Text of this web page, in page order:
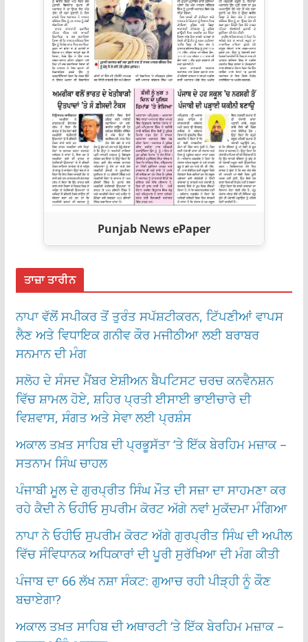
Punjab News ePaper
ਤਾਜ਼ਾ ਤਾਰੀਨ
ਨਾਪਾ ਵੱਲੋਂ ਸਪੀਕਰ ਤੋਂ ਤੁਰੰਤ ਸਪੱਸ਼ਟੀਕਰਨ, ਟਿੱਪਣੀਆਂ ਵਾਪਸ
ਲੈਣ ਅਤੇ ਵਿਧਾਇਕ ਗਨੀਵ ਕੌਰ ਮਜੀਠੀਆ ਲਈ ਬਰਾਬਰ
ਸਨਮਾਨ ਦੀ ਮੰਗ
ਸਲੋਹ ਦੇ ਸੰਸਦ ਮੈਂਬਰ ਏਸ਼ੀਅਨ ਬੈਪਟਿਸਟ ਚਰਚ ਕਨਵੈਨਸ਼ਨ
ਵਿੱਚ ਸ਼ਾਮਲ ਹੋਏ, ਸ਼ਹਿਰ ਪ੍ਰਤੀ ਈਸਾਈ ਭਾਈਚਾਰੇ ਦੀ
ਵਿਸ਼ਵਾਸ, ਸੰਗਤ ਅਤੇ ਸੇਵਾ ਲਈ ਪ੍ਰਸ਼ੰਸ
ਅਕਾਲ ਤਖ਼ਤ ਸਾਹਿਬ ਦੀ ਪ੍ਰਭੂਸੱਤਾ ‘ਤੇ ਇੱਕ ਬੇਰਹਿਮ ਮਜ਼ਾਕ –
ਸਤਨਾਮ ਸਿੰਘ ਚਾਹਲ
ਪੰਜਾਬੀ ਮੂਲ ਦੇ ਗੁਰਪ੍ਰੀਤ ਸਿੰਘ ਮੌਤ ਦੀ ਸਜ਼ਾ ਦਾ ਸਾਹਮਣਾ ਕਰ
ਰਹੇ ਕੈਦੀ ਨੇ ਓਹੀਓ ਸੁਪਰੀਮ ਕੋਰਟ ਅੱਗੇ ਨਵਾਂ ਮੁਕੱਦਮਾ ਮੰਗਿਆ
ਨਾਪਾ ਨੇ ਓਹੀਓ ਸੁਪਰੀਮ ਕੋਰਟ ਅੱਗੇ ਗੁਰਪ੍ਰੀਤ ਸਿੰਘ ਦੀ ਅਪੀਲ
ਵਿੱਚ ਸੰਵਿਧਾਨਕ ਅਧਿਕਾਰਾਂ ਦੀ ਪੂਰੀ ਸੁਰੱਖਿਆ ਦੀ ਮੰਗ ਕੀਤੀ
ਪੰਜਾਬ ਦਾ 66 ਲੱਖ ਨਸ਼ਾ ਸੰਕਟ: ਗੁਆਚ ਰਹੀ ਪੀੜ੍ਹੀ ਨੂੰ ਕੌਣ
ਬਚਾਏਗਾ?
ਅਕਾਲ ਤਖ਼ਤ ਸਾਹਿਬ ਦੀ ਅਥਾਰਟੀ ‘ਤੇ ਇੱਕ ਬੇਰਹਿਮ ਮਜ਼ਾਕ –